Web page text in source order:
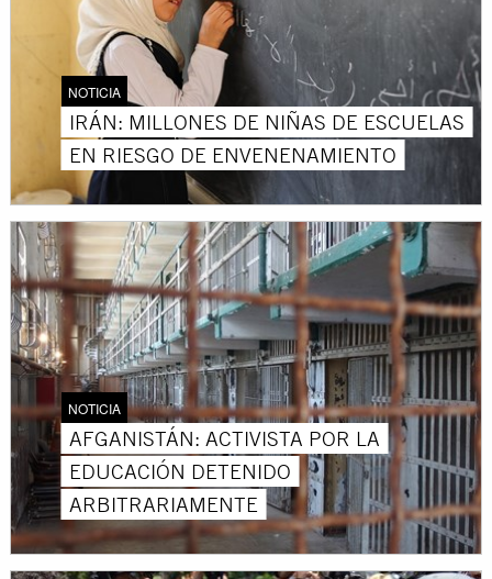
NOTICIA
IRÁN: MILLONES DE NIÑAS DE ESCUELAS
EN RIESGO DE ENVENENAMIENTO
NOTICIA
AFGANISTÁN: ACTIVISTA POR LA
EDUCACIÓN DETENIDO
ARBITRARIAMENTE